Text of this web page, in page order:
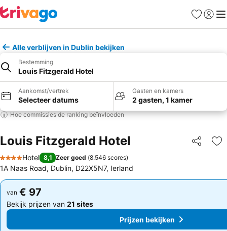
Favorieten
Alle verblijven in Dublin bekijken
Bestemming
Louis Fitzgerald Hotel
Aankomst/vertrek
Selecteer datums
Gasten en kamers
2 gasten, 1 kamer
Hoe commissies de ranking beïnvloeden
Louis Fitzgerald Hotel Delen
4 Sterren
Hotel 8,1 Zeer goed (8.546 scores)
1A Naas Road, Dublin, D22X5N7, Ierland
van € 97
Bekijk prijzen van 21 sites
Prijzen bekijken
van € 97
Bekijk prijzen van 21 sites
Prijzen bekijken